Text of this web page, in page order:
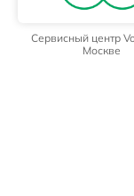
Сервисный центр
Москве